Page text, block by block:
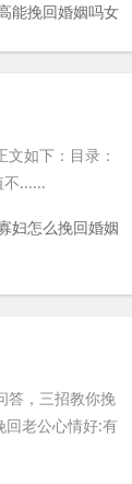
能挽回婚姻吗女
如下：目录：
......
妇怎么挽回婚姻
答，三招教你挽
回老公心情好:有